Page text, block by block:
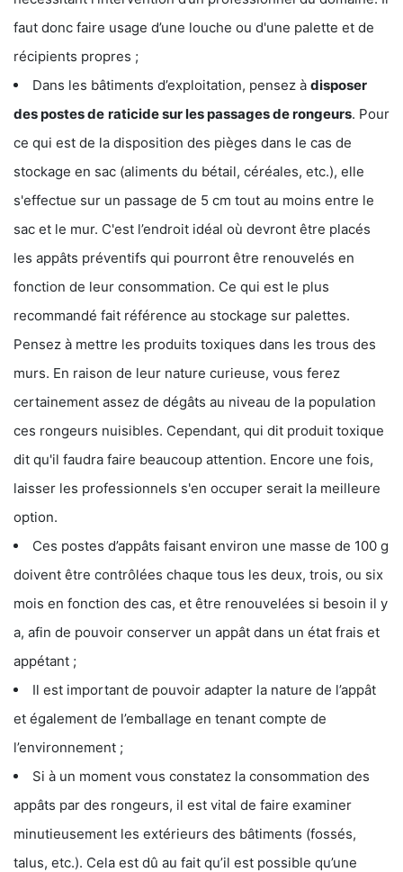
faut donc faire usage d’une louche ou d'une palette et de
récipients propres ;
Dans les bâtiments d’exploitation, pensez à disposer
des postes de raticide sur les passages de rongeurs. Pour
ce qui est de la disposition des pièges dans le cas de
stockage en sac (aliments du bétail, céréales, etc.), elle
s'effectue sur un passage de 5 cm tout au moins entre le
sac et le mur. C'est l’endroit idéal où devront être placés
les appâts préventifs qui pourront être renouvelés en
fonction de leur consommation. Ce qui est le plus
recommandé fait référence au stockage sur palettes.
Pensez à mettre les produits toxiques dans les trous des
murs. En raison de leur nature curieuse, vous ferez
certainement assez de dégâts au niveau de la population
ces rongeurs nuisibles. Cependant, qui dit produit toxique
dit qu'il faudra faire beaucoup attention. Encore une fois,
laisser les professionnels s'en occuper serait la meilleure
option.
Ces postes d’appâts faisant environ une masse de 100 g
doivent être contrôlées chaque tous les deux, trois, ou six
mois en fonction des cas, et être renouvelées si besoin il y
a, afin de pouvoir conserver un appât dans un état frais et
appétant ;
Il est important de pouvoir adapter la nature de l’appât
et également de l’emballage en tenant compte de
l’environnement ;
Si à un moment vous constatez la consommation des
appâts par des rongeurs, il est vital de faire examiner
minutieusement les extérieurs des bâtiments (fossés,
talus, etc.). Cela est dû au fait qu’il est possible qu’une